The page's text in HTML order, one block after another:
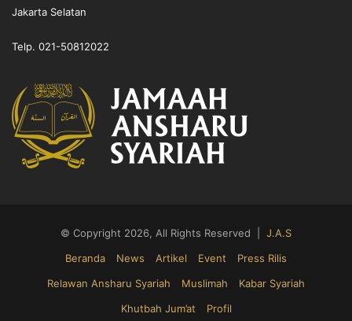
Jakarta Selatan
Telp. 021-50812022
© Copyright 2026, All Rights Reserved | J.A.S
Beranda
News Artikel Event
Press Rilis
Relawan Ansharu Syariah
Muslimah
Kabar Syariah
Khutbah Jum’at
Profil